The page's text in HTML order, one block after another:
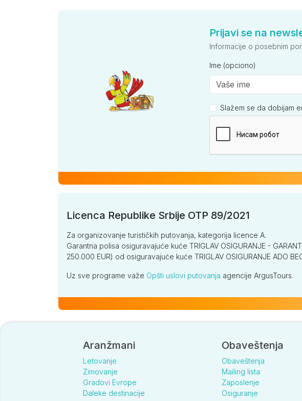
Prijavi se na
Informacije o posebnim
Ime (opciono)
Slažem se da dobijam
Licenca Republike Srbije OTP 89/2021
Za organizovanje turističkih putovanja, kategorija licence A.
Garantna polisa osiguravajuće kuće TRIGLAV OSIGURANJE -
250.000 EUR) od osiguravajuće kuće TRIGLAV OSIGURANJE ADO
Uz sve programe važe Opšti uslovi putovanja agencije ArgusTours.
Aranžmani
Letovanje
Zimovanje
Gradovi Evrope
Daleke destinacije
Obaveštenja
Obaveštenja
Mailing lista
Zaposlenje
Osiguranje